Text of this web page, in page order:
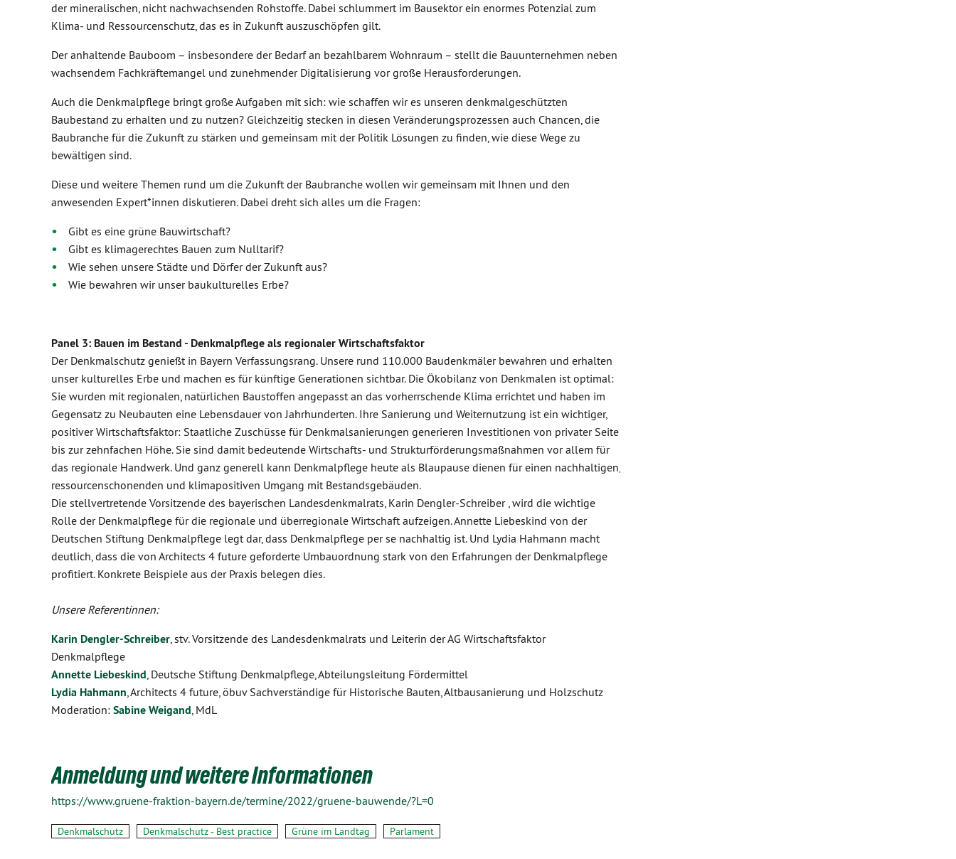
der mineralischen, nicht nachwachsenden Rohstoffe. Dabei schlummert im Bausektor ein enormes Potenzial zum
Klima- und Ressourcenschutz, das es in Zukunft auszuschöpfen gilt.
Der anhaltende Bauboom – insbesondere der Bedarf an bezahlbarem Wohnraum – stellt die Bauunternehmen neben
wachsendem Fachkräftemangel und zunehmender Digitalisierung vor große Herausforderungen.
Auch die Denkmalpflege bringt große Aufgaben mit sich: wie schaffen wir es unseren denkmalgeschützten
Baubestand zu erhalten und zu nutzen? Gleichzeitig stecken in diesen Veränderungsprozessen auch Chancen, die
Baubranche für die Zukunft zu stärken und gemeinsam mit der Politik Lösungen zu finden, wie diese Wege zu
bewältigen sind.
Diese und weitere Themen rund um die Zukunft der Baubranche wollen wir gemeinsam mit Ihnen und den
anwesenden Expert*innen diskutieren. Dabei dreht sich alles um die Fragen:
Gibt es eine grüne Bauwirtschaft?
Gibt es klimagerechtes Bauen zum Nulltarif?
Wie sehen unsere Städte und Dörfer der Zukunft aus?
Wie bewahren wir unser baukulturelles Erbe?
Panel 3: Bauen im Bestand - Denkmalpflege als regionaler Wirtschaftsfaktor
Der Denkmalschutz genießt in Bayern Verfassungsrang. Unsere rund 110.000 Baudenkmäler bewahren und erhalten
unser kulturelles Erbe und machen es für künftige Generationen sichtbar. Die Ökobilanz von Denkmalen ist optimal:
Sie wurden mit regionalen, natürlichen Baustoffen angepasst an das vorherrschende Klima errichtet und haben im
Gegensatz zu Neubauten eine Lebensdauer von Jahrhunderten. Ihre Sanierung und Weiternutzung ist ein wichtiger,
positiver Wirtschaftsfaktor: Staatliche Zuschüsse für Denkmalsanierungen generieren Investitionen von privater Seite
bis zur zehnfachen Höhe. Sie sind damit bedeutende Wirtschafts- und Strukturförderungsmaßnahmen vor allem für
das regionale Handwerk. Und ganz generell kann Denkmalpflege heute als Blaupause dienen für einen nachhaltigen,
ressourcenschonenden und klimapositiven Umgang mit Bestandsgebäuden.
Die stellvertretende Vorsitzende des bayerischen Landesdenkmalrats, Karin Dengler-Schreiber , wird die wichtige
Rolle der Denkmalpflege für die regionale und überregionale Wirtschaft aufzeigen. Annette Liebeskind von der
Deutschen Stiftung Denkmalpflege legt dar, dass Denkmalpflege per se nachhaltig ist. Und Lydia Hahmann macht
deutlich, dass die von Architects 4 future geforderte Umbauordnung stark von den Erfahrungen der Denkmalpflege
profitiert. Konkrete Beispiele aus der Praxis belegen dies.
Unsere Referentinnen:
Karin Dengler-Schreiber, stv. Vorsitzende des Landesdenkmalrats und Leiterin der AG Wirtschaftsfaktor
Denkmalpflege
Annette Liebeskind, Deutsche Stiftung Denkmalpflege, Abteilungsleitung Fördermittel
Lydia Hahmann, Architects 4 future, öbuv Sachverständige für Historische Bauten, Altbausanierung und Holzschutz
Moderation: Sabine Weigand, MdL
Anmeldung und weitere Informationen
https://www.gruene-fraktion-bayern.de/termine/2022/gruene-bauwende/?L=0
Denkmalschutz Denkmalschutz - Best practice Grüne im Landtag Parlament